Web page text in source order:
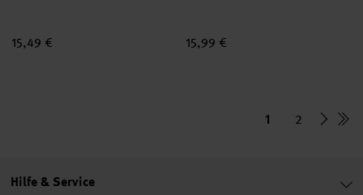
15,49 € 15,99 €
1 2
Hilfe & Service